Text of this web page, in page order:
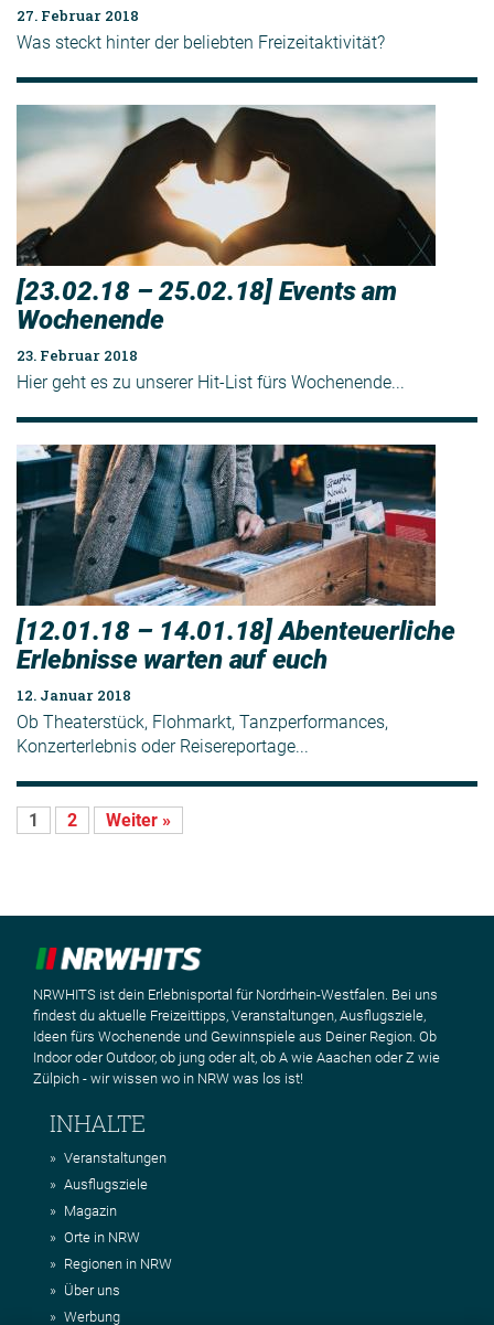
27. Februar 2018
Was steckt hinter der beliebten Freizeitaktivität?
[23.02.18 – 25.02.18] Events am
Wochenende
23. Februar 2018
Hier geht es zu unserer Hit-List fürs Wochenende...
[12.01.18 – 14.01.18] Abenteuerliche
Erlebnisse warten auf euch
12. Januar 2018
Ob Theaterstück, Flohmarkt, Tanzperformances,
Konzerterlebnis oder Reisereportage...
1 2 Weiter »
NRWHITS ist dein Erlebnisportal für Nordrhein-Westfalen. Bei uns
findest du aktuelle Freizeittipps, Veranstaltungen, Ausflugsziele,
Ideen fürs Wochenende und Gewinnspiele aus Deiner Region. Ob
Indoor oder Outdoor, ob jung oder alt, ob A wie Aaachen oder Z wie
Zülpich - wir wissen wo in NRW was los ist!
INHALTE
Veranstaltungen
Ausflugsziele
Magazin
Orte in NRW
Regionen in NRW
Über uns
Werbung